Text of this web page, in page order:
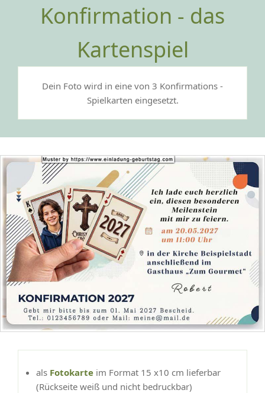
Konfirmation - das
Kartenspiel
Dein Foto wird in eine von 3 Konfirmations -
Spielkarten eingesetzt.
als Fotokarte im Format 15 x10 cm lieferbar
(Rückseite weiß und nicht bedruckbar)